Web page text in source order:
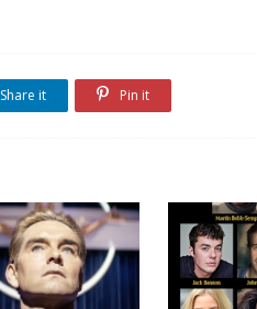
Share it Pin it